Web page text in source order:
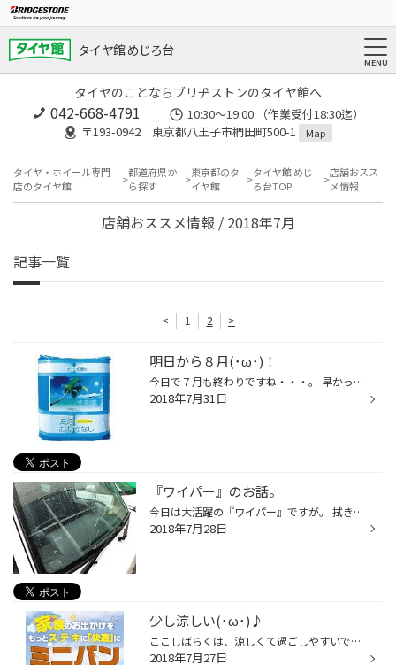
タイヤ館 めじろ台
タイヤのことならブリヂストンのタイヤ館へ
042-668-4791
10:30～19:00 （作業受付18:30迄）
〒193-0942 東京都八王子市椚田町500-1
Map
タイヤ・ホイール専門
店のタイヤ館
都道府県か
ら探す
東京都のタ
イヤ館
タイヤ館 めじ
ろ台TOP
店舗おスス
メ情報
店舗おススメ情報 / 2018年7月
記事一覧
< 1 2 >
明日から８月(･ω･)！
今日で７月も終わりですね・・・。 早かったです。汗 明日から８月、始まりますが まだまだ暑い日が、続きそうですね・・・。 タイヤ館では、明日から１週間！ レディースウィークです！ 今月の購入インセンティブは、 トイレットペーパーです(・・)♪ ぜひ、お越しください(＞＜)！
2018年7月31日
『ワイパー』のお話。
今日は大活躍の『ワイパー』ですが。 拭き取りの状態はいかがですか？ ゴムの部分がこのように変形していませんか？↓↓↓ ゴムの部分が変形すると、拭きムラ・拭き残しやビビりが発生し、 視界不良の原因になってしまいますので、早めに交換しましょう。 また、ゴムの部分以外にも金属部分のガタや錆...
2018年7月28日
少し涼しい(･ω･)♪
ここしばらくは、涼しくて過ごしやすいですよね(･ω･)♪ 嬉しい限りです(･v･)！ 週末はお天気が少し心配ですが タイヤ館、元気に営業致します！ 今日から、セールも新たに開催しておりまして お買得商品のご用意もございます！ チラシ掲載品以外にも 店頭在庫のある商品もございますので ご相談頂けれ...
2018年7月27日